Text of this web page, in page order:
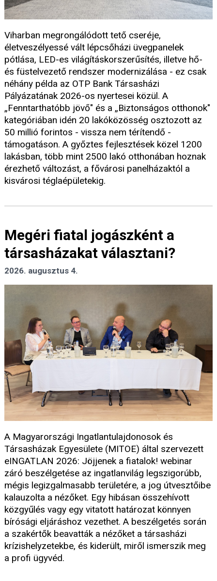
Viharban megrongálódott tető cseréje,
életveszélyessé vált lépcsőházi üvegpanelek
pótlása, LED-es világításkorszerűsítés, illetve hő-
és füstelvezető rendszer modernizálása - ez csak
néhány példa az OTP Bank Társasházi
Pályázatának 2026-os nyertesei közül. A
„Fenntarthatóbb jövő" és a „Biztonságos otthonok"
kategóriában idén 20 lakóközösség osztozott az
50 millió forintos - vissza nem térítendő -
támogatáson. A győztes fejlesztések közel 1200
lakásban, több mint 2500 lakó otthonában hoznak
érezhető változást, a fővárosi panelházaktól a
kisvárosi téglaépületekig.
Megéri fiatal jogászként a
társasházakat választani?
2026. augusztus 4.
A Magyarországi Ingatlantulajdonosok és
Társasházak Egyesülete (MITOE) által szervezett
eINGATLAN 2026: Jöjjenek a fiatalok! webinar
záró beszélgetése az ingatlanvilág legszigorúbb,
mégis legizgalmasabb területére, a jog útvesztőibe
kalauzolta a nézőket. Egy hibásan összehívott
közgyűlés vagy egy vitatott határozat könnyen
bírósági eljáráshoz vezethet. A beszélgetés során
a szakértők beavatták a nézőket a társasházi
krízishelyzetekbe, és kiderült, miről ismerszik meg
a profi ügyvéd.